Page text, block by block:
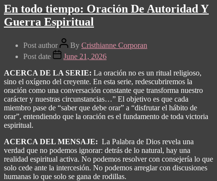
En todo tiempo: Oración De Autoridad Y
Guerra Espiritual
Post author By Cristhianne Corporan
Post date
June 21, 2026
ACERCA DE LA SERIE: La oración no es un ritual religioso,
sino el oxígeno del creyente. En esta serie, redescubriremos la
oración como una conversación constante que transforma nuestro
carácter y nuestras circunstancias…” El objetivo es que cada
miembro pase de “saber que debe orar” a “disfrutar el hábito de
orar”, entendiendo que la oración es el fundamento de toda victoria
espiritual.
ACERCA DEL MENSAJE: La Palabra de Dios revela una
verdad que no podemos ignorar: detrás de lo natural, hay una
realidad espiritual activa. No podemos resolver con consejería lo que
solo cede ante la intercesión. No podemos arreglar con discusiones
humanas lo que solo se gana de rodillas.